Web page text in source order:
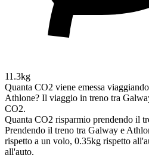
11.3kg
Quanta CO2 viene emessa
Athlone? Il viaggio in treno tra
CO2.
Quanta CO2 risparmio prendendo il
Prendendo il treno tra Galway e
rispetto a un volo, 0.35kg rispetto
all'auto.